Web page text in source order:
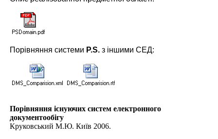
Порівняння системи P.S. з іншими СЕД:
Порівняння існуючих систем електронного
документообігу
Круковський М.Ю. Київ 2006.